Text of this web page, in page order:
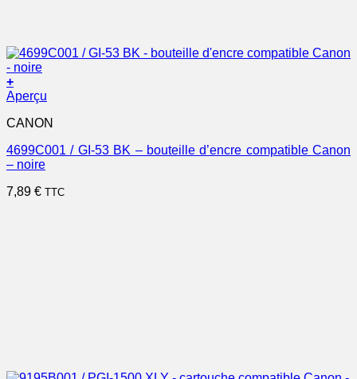
+
Aperçu
CANON
4699C001 / GI-53 BK – bouteille d’encre compatible Canon
– noire
7,89 € TTC